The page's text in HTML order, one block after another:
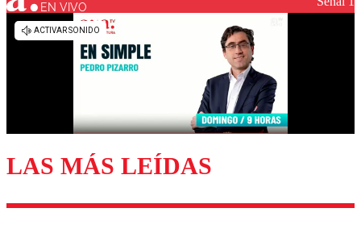
Los comentarios son moderados para garantizar un
diálogo respetuoso.
Enviar comentario
EN VIVO
LAS MÁS LEÍDAS